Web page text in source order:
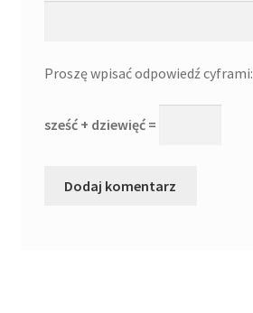
Proszę wpisać odpowiedź cyframi:
sześć + dziewięć =